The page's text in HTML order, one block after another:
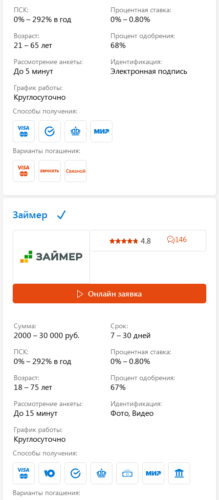
ПСК:
0% – 292% в год
Процентная ставка:
0% – 0.80%
Возраст:
21 – 65 лет
Процент одобрения:
68%
Рассмотрение анкеты:
До 5 минут
Идентификация:
Электронная подпись
График работы:
Круглосуточно
Способы получения:
Варианты погашения:
Займер
4.8 146
Онлайн заявка
Сумма:
2000 – 30 000 руб.
Срок:
7 – 30 дней
ПСК:
0% – 292% в год
Процентная ставка:
0% – 0.80%
Возраст:
18 – 75 лет
Процент одобрения:
67%
Рассмотрение анкеты:
До 15 минут
Идентификация:
Фото, Видео
График работы:
Круглосуточно
Способы получения:
Варианты погашения: